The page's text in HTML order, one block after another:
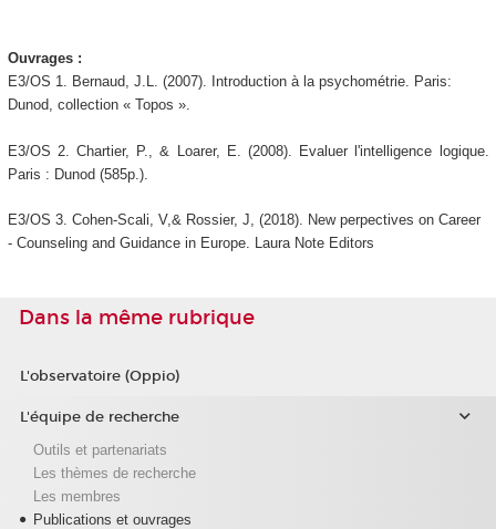
Ouvrages :
E3/OS 1. Bernaud, J.L. (2007). Introduction à la psychométrie. Paris:
Dunod, collection « Topos ».
E3/OS 2. Chartier, P., & Loarer, E. (2008). Evaluer l'intelligence logique.
Paris : Dunod (585p.).
E3/OS 3. Cohen-Scali, V,& Rossier, J, (2018). New perpectives on Career
- Counseling and Guidance in Europe. Laura Note Editors
Dans la même rubrique
L'observatoire (Oppio)
L'équipe de recherche
Outils et partenariats
Les thèmes de recherche
Les membres
Publications et ouvrages